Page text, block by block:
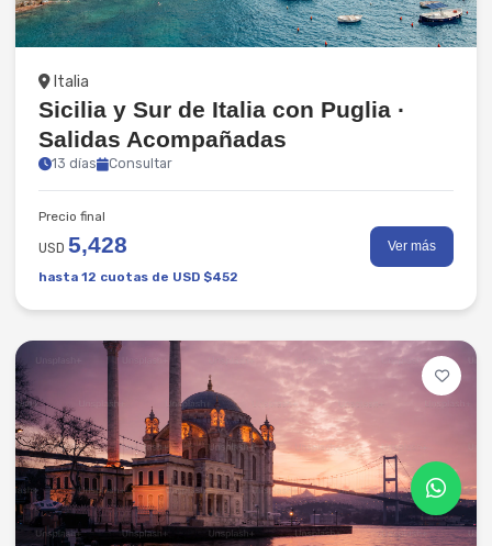
Italia
Sicilia y Sur de Italia con Puglia ·
Salidas Acompañadas
13 días Consultar
Precio final
USD 5,428
hasta 12 cuotas de USD $452
Ver más